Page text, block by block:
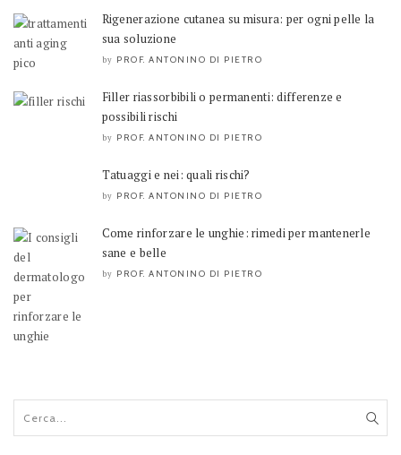
Rigenerazione cutanea su misura: per ogni pelle la
sua soluzione
by PROF. ANTONINO DI PIETRO
Filler riassorbibili o permanenti: differenze e
possibili rischi
by PROF. ANTONINO DI PIETRO
Tatuaggi e nei: quali rischi?
by PROF. ANTONINO DI PIETRO
Come rinforzare le unghie: rimedi per mantenerle
sane e belle
by PROF. ANTONINO DI PIETRO